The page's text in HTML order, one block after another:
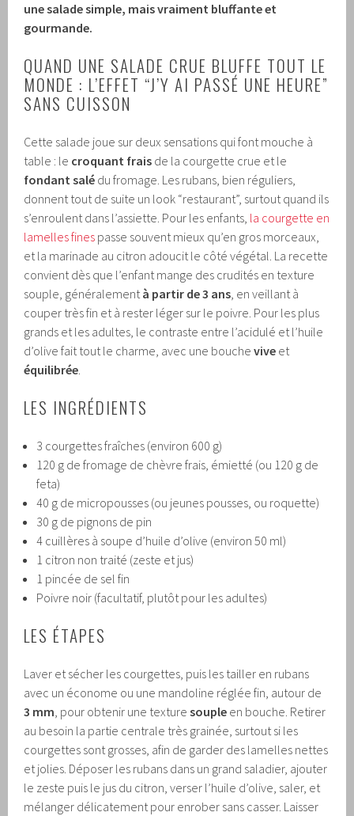
une salade simple, mais vraiment bluffanteet
gourmande.
QUAND UNE SALADE CRUE BLUFFE TOUT LE
MONDE : L’EFFET “J’Y AI PASSÉ UNE HEURE”
SANS CUISSON
Cette salade joue sur deux sensations qui font mouche à
table : le croquant frais de la courgette crue et le
fondant salé du fromage. Les rubans, bien réguliers,
donnent tout de suite un look “restaurant”, surtout quand ils
s’enroulent dans l’assiette. Pour les enfants, la courgette en
lamelles fines passe souvent mieux qu’en gros morceaux,
et la marinade au citron adoucit le côté végétal. La recette
convient dès que l’enfant mange des crudités en texture
souple, généralementà partir de 3 ans, en veillant à
couper très fin et à rester léger sur le poivre. Pour les plus
grands et les adultes, le contraste entre l’acidulé et l’huile
d’olive fait tout le charme, avec une bouchevive et
équilibrée.
LES INGRÉDIENTS
3 courgettes fraîches (environ 600 g)
120 g de fromage de chèvre frais, émietté (ou 120 g de
feta)
40 g de micropousses (ou jeunes pousses, ou roquette)
30 g de pignons de pin
4 cuillères à soupe d’huile d’olive (environ 50 ml)
1 citron non traité (zeste et jus)
1 pincée de sel fin
Poivre noir (facultatif, plutôt pour les adultes)
LES ÉTAPES
Laver et sécher les courgettes, puis les tailler en rubans
avec un économe ou une mandoline réglée fin, autour de
3 mm, pour obtenir une texturesouple en bouche. Retirer
au besoin la partie centrale très grainée, surtout si les
courgettes sont grosses, afin de garder des lamelles nettes
et jolies. Déposer les rubans dans un grand saladier, ajouter
le zeste puis le jus du citron, verser l’huile d’olive, saler, et
mélanger délicatement pour enrober sans casser. Laisser